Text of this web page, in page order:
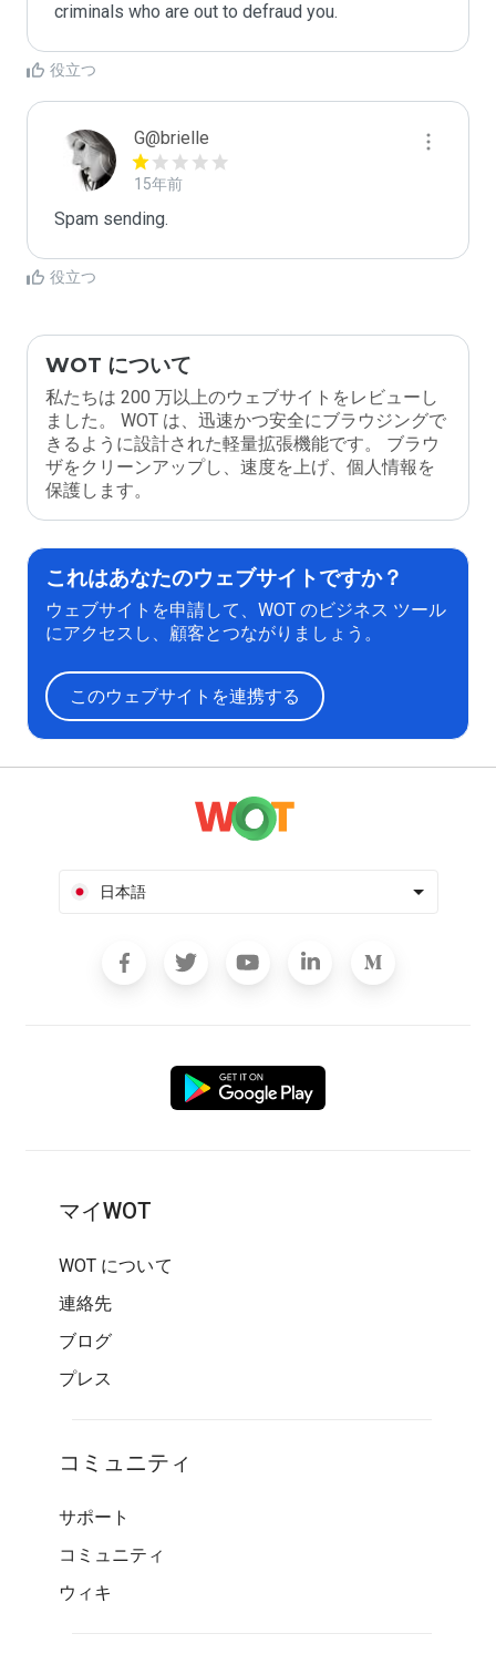
criminals who are out to defraud you.
役立つ
G@brielle
15年前
Spam sending.
役立つ
WOT について
私たちは 200 万以上のウェブサイトをレビューし
ました。 WOT は、迅速かつ安全にブラウジングで
きるように設計された軽量拡張機能です。 ブラウ
ザをクリーンアップし、速度を上げ、個人情報を
保護します。
これはあなたのウェブサイトですか？
ウェブサイトを申請して、WOT のビジネス ツール
にアクセスし、顧客とつながりましょう。
このウェブサイトを連携する
日本語
マイWOT
WOT について
連絡先
ブログ
プレス
コミュニティ
サポート
コミュニティ
ウィキ